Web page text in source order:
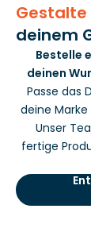
Gestalte
deinem
Bestelle
deinen
Passe das
deine
Unser
fertige